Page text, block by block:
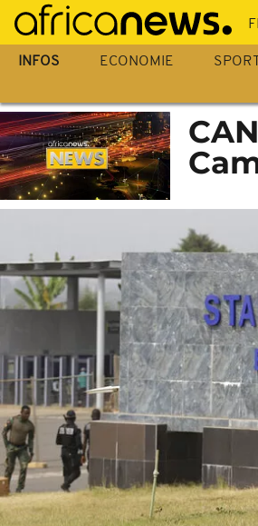
Passer
au
contenu
INFOS ECONOMIE SPORT